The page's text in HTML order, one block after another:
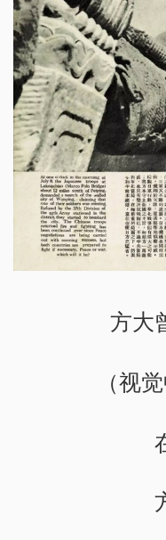
方大
（视